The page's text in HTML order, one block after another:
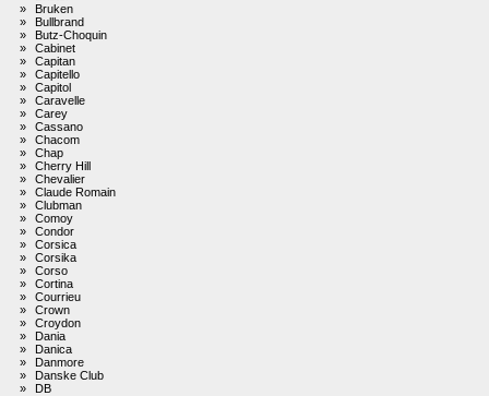
»
Bruken
»
Bullbrand
»
Butz-Choquin
»
Cabinet
»
Capitan
»
Capitello
»
Capitol
»
Caravelle
»
Carey
»
Cassano
»
Chacom
»
Chap
»
Cherry Hill
»
Chevalier
»
Claude Romain
»
Clubman
»
Comoy
»
Condor
»
Corsica
»
Corsika
»
Corso
»
Cortina
»
Courrieu
»
Crown
»
Croydon
»
Dania
»
Danica
»
Danmore
»
Danske Club
»
DB